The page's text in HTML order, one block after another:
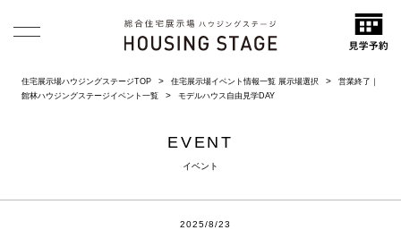
住宅展示場ハウジングステージTOP 住宅展示場イベント情報一覧 展示場選択
営業終了｜
館林ハウジングステージイベント一覧
モデルハウス自由見学DAY
EVENT
イベント
2025/8/23